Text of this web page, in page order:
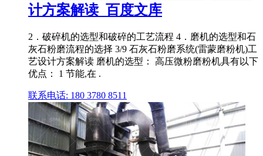
计方案解读_百度文库
2．破碎机的选型和破碎的工艺流程 4．磨机的选型和石
灰石粉磨流程的选择 3/9 石灰石粉磨系统(雷蒙磨粉机)工
艺设计方案解读 磨机的选型： 高压微粉磨粉机具有以下
优点： 1 节能,在 .
联系电话: 180 3780 8511